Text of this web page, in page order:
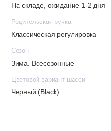
На складе, ожидание 1-2 дня
Родительская ручка
Классическая регулировка
Сезон
Зима, Всесезонные
Цветовой вариант шасси
Черный (Black)